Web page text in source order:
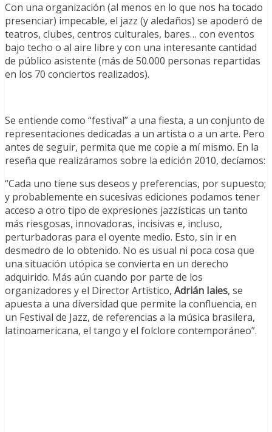
Con una organización (al menos en lo que nos ha tocado
presenciar) impecable, el jazz (y aledaños) se apoderó de
teatros, clubes, centros culturales, bares… con eventos
bajo techo o al aire libre y con una interesante cantidad
de público asistente (más de 50.000 personas repartidas
en los 70 conciertos realizados).
Se entiende como “festival” a una fiesta, a un conjunto de
representaciones dedicadas a un artista o a un arte. Pero
antes de seguir, permita que me copie a mí mismo. En la
reseña que realizáramos sobre la edición 2010, decíamos:
“Cada uno tiene sus deseos y preferencias, por supuesto;
y probablemente en sucesivas ediciones podamos tener
acceso a otro tipo de expresiones jazzísticas un tanto
más riesgosas, innovadoras, incisivas e, incluso,
perturbadoras para el oyente medio. Esto, sin ir en
desmedro de lo obtenido. No es usual ni poca cosa que
una situación utópica se convierta en un derecho
adquirido. Más aún cuando por parte de los
organizadores y el Director Artístico, Adrián Iaies, se
apuesta a una diversidad que permite la confluencia, en
un Festival de Jazz, de referencias a la música brasilera,
latinoamericana, el tango y el folclore contemporáneo”.